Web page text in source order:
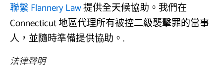
聯繫 Flannery Law提供全天候協助。我們在
Connecticut 地區代理所有被控二級襲擊罪的當事
人，並隨時準備提供協助。.
法律聲明